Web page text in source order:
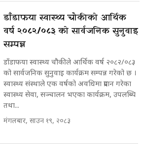
डाँडाफया स्वास्थ्य चौकीको आर्थिक
वर्ष २०८२/०८३ को सार्वजनिक सुनुवाइ
सम्पन्न
डाँडाफया स्वास्थ्य चौकीले आर्थिक वर्ष २०८२/०८३
को सार्वजनिक सुनुवाइ कार्यक्रम सम्पन्न गरेको छ ।
स्वास्थ्य संस्थाले एक वर्षको अवधिमा प्रदान गरेका
स्वास्थ्य सेवा, सञ्चालन भएका कार्यक्रम, उपलब्धि
तथा...
मंगलबार, साउन १९, २०८३